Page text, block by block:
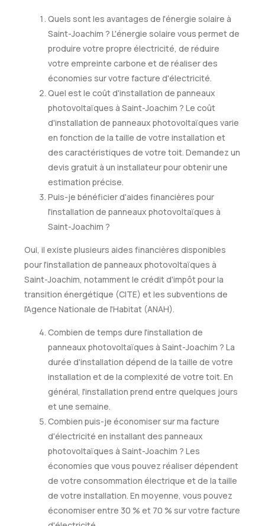
Quels sont les avantages de l'énergie solaire à
Saint-Joachim ? L'énergie solaire vous permet de
produire votre propre électricité, de réduire
votre empreinte carbone et de réaliser des
économies sur votre facture d'électricité.
Quel est le coût d'installation de panneaux
photovoltaïques à Saint-Joachim ? Le coût
d'installation de panneaux photovoltaïques varie
en fonction de la taille de votre installation et
des caractéristiques de votre toit. Demandez un
devis gratuit à un installateur pour obtenir une
estimation précise.
Puis-je bénéficier d'aides financières pour
l'installation de panneaux photovoltaïques à
Saint-Joachim ?
Oui, il existe plusieurs aides financières disponibles
pour l'installation de panneaux photovoltaïques à
Saint-Joachim, notamment le crédit d'impôt pour la
transition énergétique (CITE) et les subventions de
l'Agence Nationale de l'Habitat (ANAH).
Combien de temps dure l'installation de
panneaux photovoltaïques à Saint-Joachim ? La
durée d'installation dépend de la taille de votre
installation et de la complexité de votre toit. En
général, l'installation prend entre quelques jours
et une semaine.
Combien puis-je économiser sur ma facture
d'électricité en installant des panneaux
photovoltaïques à Saint-Joachim ? Les
économies que vous pouvez réaliser dépendent
de votre consommation électrique et de la taille
de votre installation. En moyenne, vous pouvez
économiser entre 30 % et 70 % sur votre facture